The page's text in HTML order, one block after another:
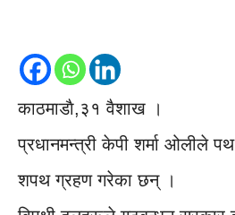
काठमाडाै,३१ वैशाख ।
प्रधानमन्त्री केपी शर्मा ओलीले
शपथ ग्रहण गरेका छन् ।